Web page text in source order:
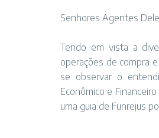
Senhores Agentes
Tendo em vista a
operações de compra
se observar o
Econômico e
uma guia de Funrejus